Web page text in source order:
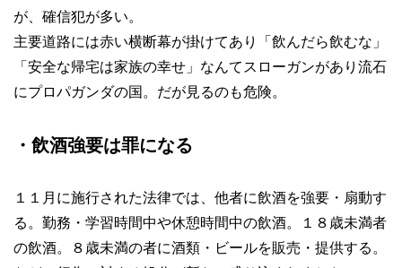
が、確信犯が多い。
主要道路には赤い横断幕が掛けてあり「飲んだら飲むな」
「安全な帰宅は家族の幸せ」なんてスローガンがあり流石
にプロパガンダの国。だが見るのも危険。
・飲酒強要は罪になる
１１月に施行された法律では、他者に飲酒を強要・扇動す
る。勤務・学習時間中や休憩時間中の飲酒。１８歳未満者
の飲酒。８歳未満の者に酒類・ビールを販売・提供する。